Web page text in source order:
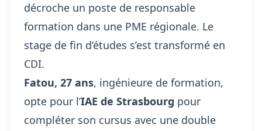
décroche un poste de responsable
formation dans une PME régionale. Le
stage de fin d’études s’est transformé en
CDI.
Fatou, 27 ans, ingénieure de formation,
opte pour l’IAE de Strasbourg pour
compléter son cursus avec une double